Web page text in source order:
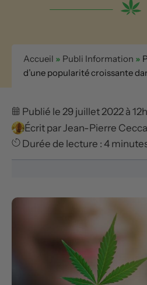
Accueil » Publi Information »
d’une popularité croissante
Publié le 29 juillet 2022 à
Écrit par Jean-Pierre
Durée de lecture : 4